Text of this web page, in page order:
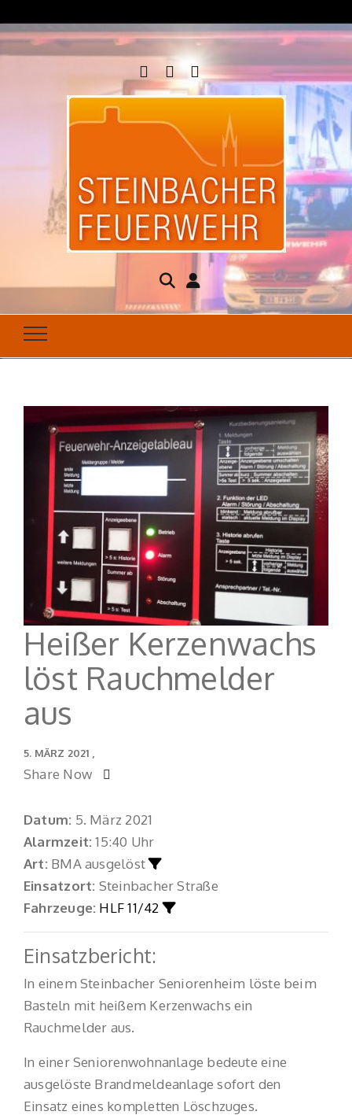
Steinbacher
Feuerwehr
Seit 1877 für Ihren Brandschutz da
Heißer Kerzenwachs
löst Rauchmelder
aus
5. MÄRZ 2021
Share Now
Datum: 5. März 2021
Alarmzeit:15:40 Uhr
Art:BMA ausgelöst
Einsatzort: Steinbacher Straße
Fahrzeuge: HLF 11/42
Einsatzbericht:
In einem Steinbacher Seniorenheim löste beim
Basteln mit heißem Kerzenwachs ein
Rauchmelder aus.
In einer Seniorenwohnanlage bedeute eine
ausgelöste Brandmeldeanlage sofort den
Einsatz eines kompletten Löschzuges.